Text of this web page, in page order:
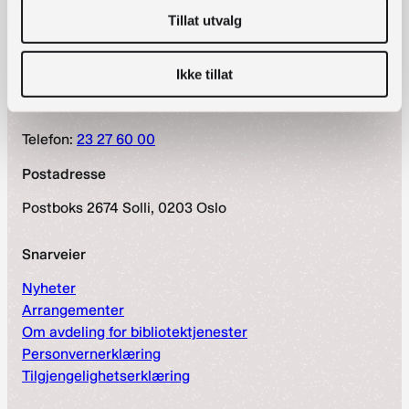
Tillat utvalg
Ikke tillat
bibliotekutvikling@nb.no
nett.bibliotekutvikling@nb.no
Telefon: 23 27 60 00
Postadresse
Postboks 2674 Solli, 0203 Oslo
Snarveier
Nyheter
Arrangementer
Om avdeling for bibliotektjenester
Personvernerklæring
Tilgjengelighetserklæring